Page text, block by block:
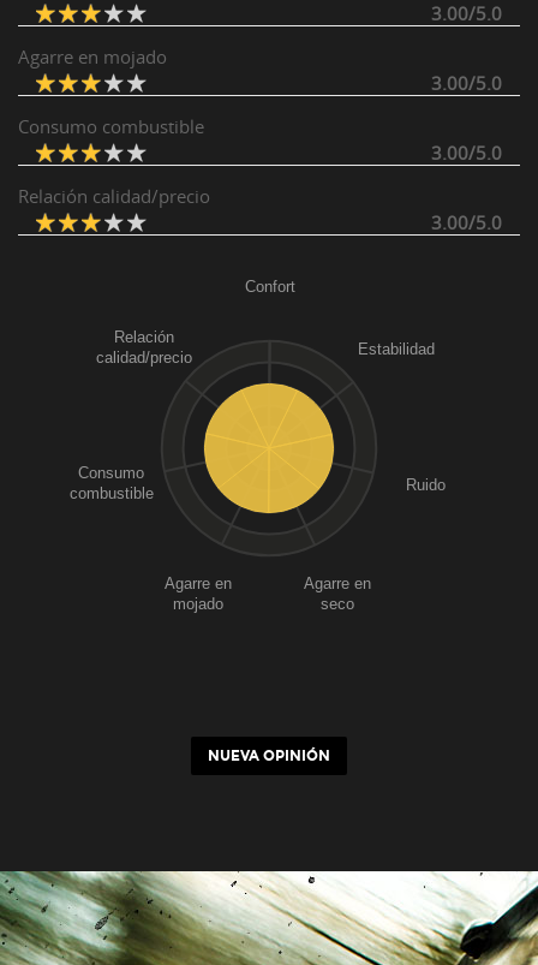
3.00/5.0
Agarre en mojado
3.00/5.0
Consumo combustible
3.00/5.0
Relación calidad/precio
3.00/5.0
Confort
Estabilidad
Ruido
Agarre en
seco
Agarre en
mojado
Consumo
combustible
Relación
calidad/precio
NUEVA OPINIÓN